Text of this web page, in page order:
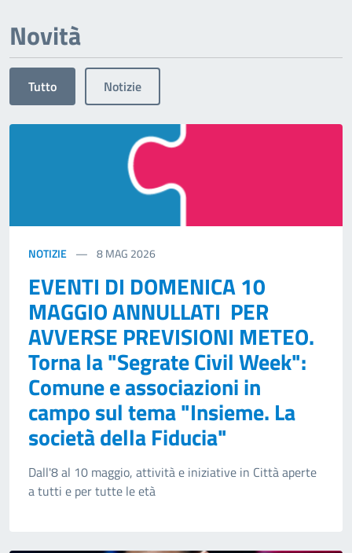
Novità
Tutto Notizie
NOTIZIE 8MAG 2026
EVENTI DI DOMENICA 10
MAGGIO ANNULLATI PER
AVVERSE PREVISIONI METEO.
Torna la "Segrate Civil Week":
Comune e associazioni in
campo sul tema "Insieme. La
società della Fiducia"
Dall'8 al 10 maggio, attività e iniziative in Città aperte
a tutti e per tutte le età